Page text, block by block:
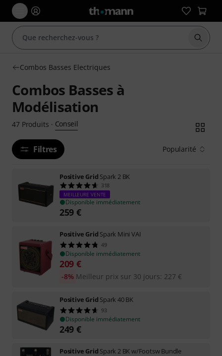
Combos Basses Electriques
Combos Basses à
Modélisation
47 Produits · Conseil
Filtres Popularité
Positive Grid Spark 2 BK
318
MEILLEURE VENTE
Disponible immédiatement
259 €
Positive Grid Spark Mini VAI
49
Disponible immédiatement
209 €
Meilleur prix sur 30 jours: 227 €
-8%
Positive Grid Spark 40 BK
93
Disponible immédiatement
249 €
Positive Grid Spark 2 BK w/Footsw Bundle